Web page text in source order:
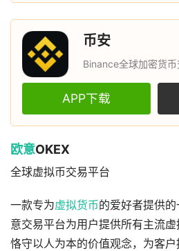
币安
Binance全球加密货币
APP下载
欧意OKEX
全球虚拟币交易平台
一款专为虚拟货币的爱好者提供
意交易平台为用户提供所有主流虚
恪守以人为本的价值观念，为客户